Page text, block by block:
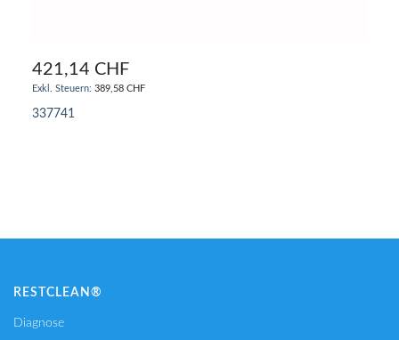
421,14 CHF
389,58 CHF
337741
RESTCLEAN®
Diagnose